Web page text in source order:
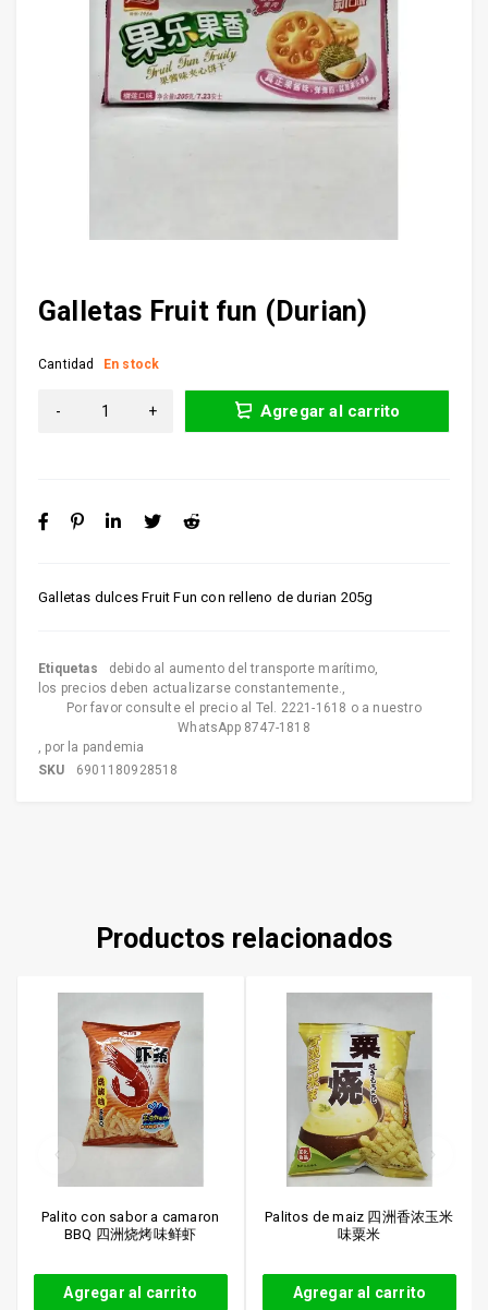
Galletas Fruit fun (Durian)
Galletas dulces Fruit Fun con relleno de durian 205g
Cantidad En stock
Agregar al carrito
Etiquetas debido al aumento del transporte marítimo,
los precios deben actualizarse constantemente.,
Por favor consulte el precio al Tel. 2221-1618 o a nuestro
WhatsApp 8747-1818
, por la pandemia
SKU
6901180928518
Productos relacionados
Palito con sabor a camaron
BBQ 四洲烧烤味鲜虾
Agregar al carrito
Palitos de maiz 四洲香浓玉米
味粟米
Agregar al carrito